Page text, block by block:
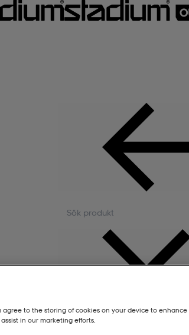
agree to the storing of cookies on your device to enhance
in our marketing efforts.